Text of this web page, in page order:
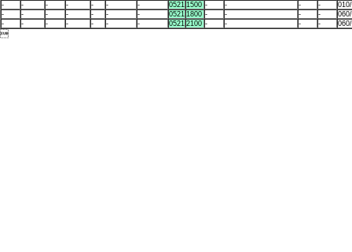
-
- - - - - - 0521 1500 - - - -
-
- - - - - - 0521 1800 - - - -
-
- - - - - - 0521 2100 - - - -
